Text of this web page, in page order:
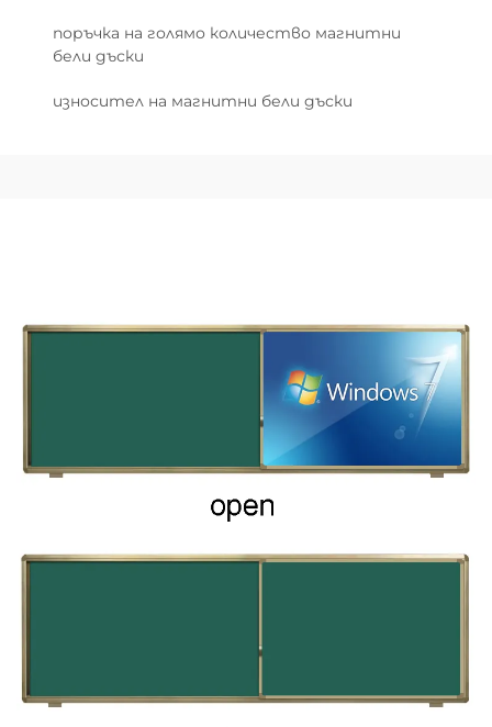
поръчка на голямо количество магнитни
бели дъски
износител на магнитни бели дъски